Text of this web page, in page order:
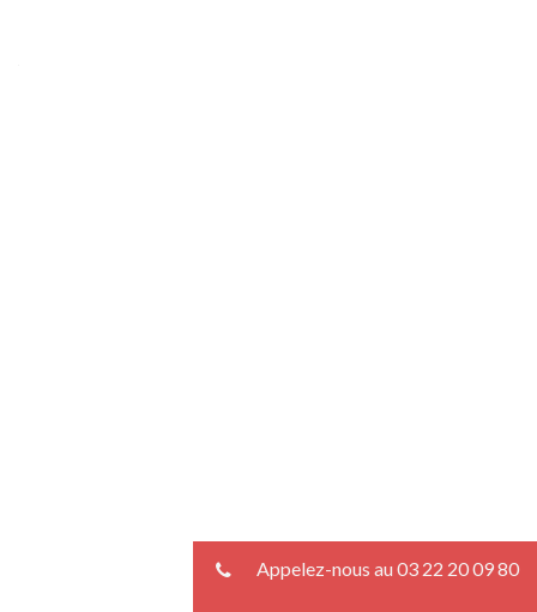
Appelez-nous au 03 22 20 09 80